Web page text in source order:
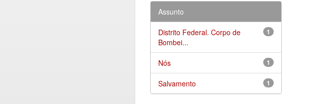
Assunto
1
Distrito Federal. Corpo de
Bombei...
1
Nós
1
Salvamento